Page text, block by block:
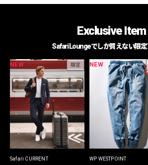
Exclusive Item
Safari Loungeでしか買えない限定
NEW 限定
Safari CURRENT
NEW
WP WESTPOINT